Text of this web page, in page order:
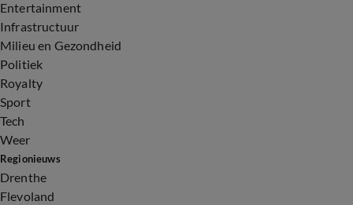
Entertainment
Infrastructuur
Milieu en Gezondheid
Politiek
Royalty
Sport
Tech
Weer
Regionieuws
Drenthe
Flevoland